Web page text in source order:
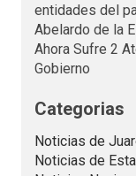
entidades del
Abelardo de la
Ahora Sufre 2
Gobierno
Categorias
Noticias de
Noticias de